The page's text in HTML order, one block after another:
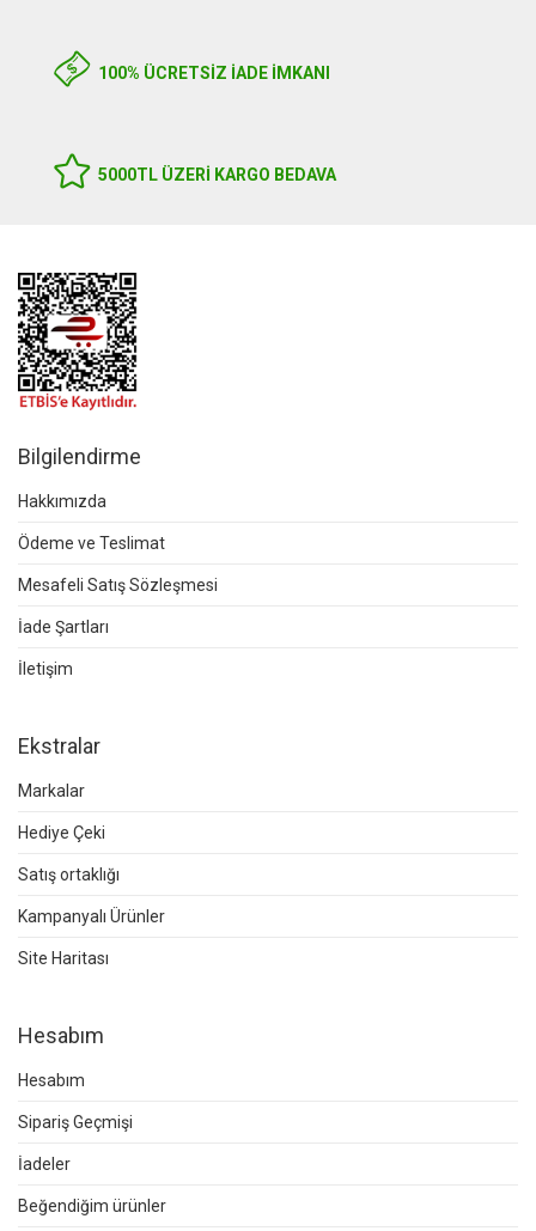
100% ÜCRETSİZ İADE İMKANI
5000TL ÜZERI KARGO BEDAVA
Bilgilendirme
Hakkımızda
Ödeme ve Teslimat
Mesafeli Satış Sözleşmesi
İade Şartları
İletişim
Ekstralar
Markalar
Hediye Çeki
Satış ortaklığı
Kampanyalı Ürünler
Site Haritası
Hesabım
Hesabım
Sipariş Geçmişi
İadeler
Beğendiğim ürünler